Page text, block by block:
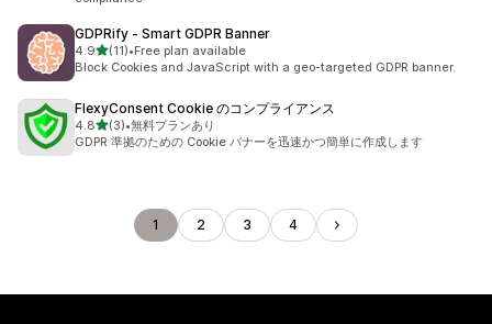
GDPRify ‑ Smart GDPR Banner
4.95つ星中
(11)
合計レビュー数：11件
•Free plan available
Block Cookies and JavaScript with a geo-targeted GDPR banner.
FlexyConsent Cookie のコンプライアンス
4.85つ星中
(3)
合計レビュー数：3件
•無料プランあり
GDPR 準拠のための Cookie バナーを迅速かつ簡単に作成します
1 2 3 4